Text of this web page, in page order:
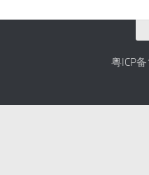
粤ICP